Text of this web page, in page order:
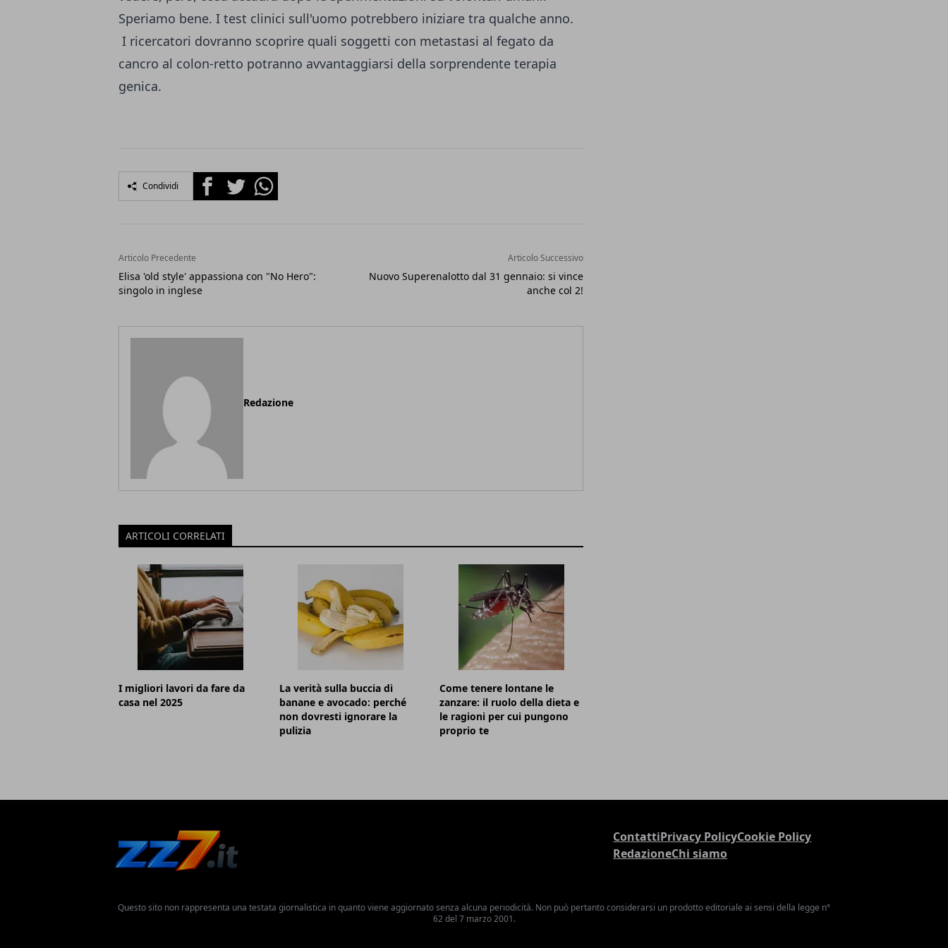
Speriamo bene. I test clinici sull'uomo potrebbero iniziare tra qualche anno.
I ricercatori dovranno scoprire quali soggetti con metastasi al fegato da
cancro al colon-retto potranno avvantaggiarsi della sorprendente terapia
genica.
Condividi FacebookTwitterWhatsapp
Articolo Precedente
Elisa 'old style' appassiona con "No Hero":
singolo in inglese
Articolo Successivo
Nuovo Superenalotto dal 31 gennaio: si vince
anche col 2!
Redazione
ARTICOLI CORRELATI
I migliori lavori da fare da
casa nel 2025
La verità sulla buccia di
banane e avocado: perché
non dovresti ignorare la
pulizia
Come tenere lontane le
zanzare: il ruolo della dieta e
le ragioni per cui pungono
proprio te
ContattiPrivacy PolicyCookie Policy
RedazioneChi siamo
Questo sito non rappresenta una testata giornalistica in quanto viene aggiornato senza alcuna periodicità. Non può pertanto considerarsi un prodotto editoriale ai sensi della legge n°
62 del 7 marzo 2001.